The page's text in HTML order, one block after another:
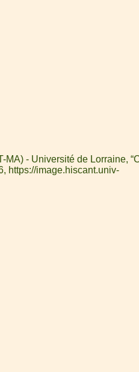
- Université de Lorraine,
https://image.hiscant.univ-